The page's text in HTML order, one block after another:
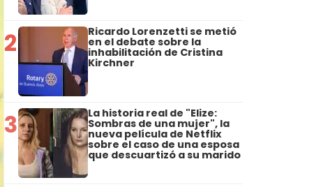
2 Ricardo Lorenzetti se metió
en el debate sobre la
inhabilitación de Cristina
Kirchner
3 La historia real de "Elize:
Sombras de una mujer", la
nueva película de Netflix
sobre el caso de una esposa
que descuartizó a su marido